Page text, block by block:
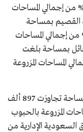
254 ألف دونم، وبنسبة بلغت 27.1% من إجمالي المساحات
القصيم بمساحة
221,760 دونمًا، وبنسبة بلغت 23.6% من إجمالي المساحات
بمساحة بلغت
بلغت 21.2% من إجمالي المساحات المزروعة
فيما جاء محصول القمح في المرتبة الثانية بمساحة تجاوزت 897 ألف
المساحات المزروعة بالحبوب
الإدارية من